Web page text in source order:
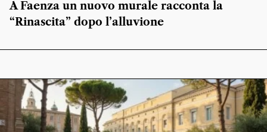
A Faenza un nuovo murale racconta la
“Rinascita” dopo l’alluvione